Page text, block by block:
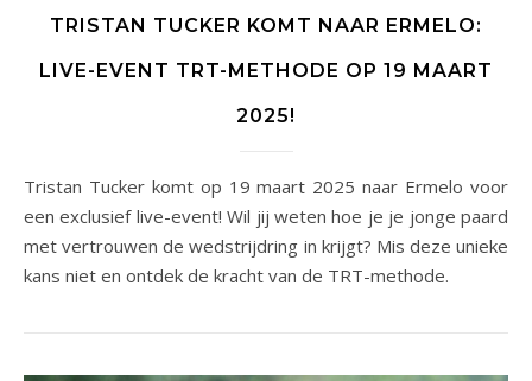
TRISTAN TUCKER KOMT NAAR ERMELO:
LIVE-EVENT TRT-METHODE OP 19 MAART
2025!
Tristan Tucker komt op 19 maart 2025 naar Ermelo voor
een exclusief live-event! Wil jij weten hoe je je jonge paard
met vertrouwen de wedstrijdring in krijgt? Mis deze unieke
kans niet en ontdek de kracht van de TRT-methode.